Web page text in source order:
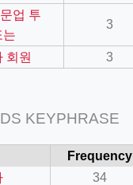
업 투
는
3
회원 3
KEYPHRASE
Frequency
34